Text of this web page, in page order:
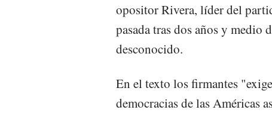
opositor Rivera, líder del
pasada tras dos años y medio
desconocido.
En el texto los firmantes
democracias de las Américas